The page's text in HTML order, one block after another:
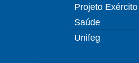
Projeto
Saúde
Unifeg